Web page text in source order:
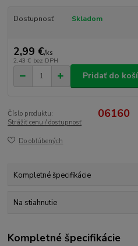
Dostupnosť Skladom
2,99 €/ks
2,43 € bez DPH
Pridať do
Číslo produktu: 06160
Strážiť cenu / dostupnosť
Do obľúbených
Kompletné špecifikácie
Na stiahnutie
Kompletné špecifikácie